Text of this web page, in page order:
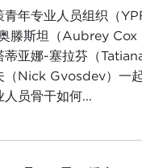
青年专业人员组织（
滕斯坦（Aubrey
蒂亚娜-塞拉芬（
（Nick Gvosdev）一
人员骨干如何...